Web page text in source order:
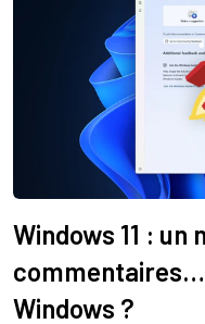
Windows 11 : un
Windows ?